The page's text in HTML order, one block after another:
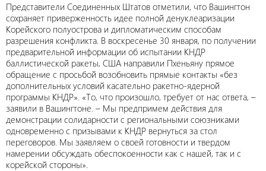
Представители Соединенных Штатов отметили, что Вашингтон
сохраняет приверженность идее полной денуклеаризации
Корейского полуострова и дипломатическим способам
разрешения конфликта. В воскресенье 30 января, по получении
предварительной информации об испытании КНДР
баллистической ракеты, США направили Пхеньяну прямое
обращение с просьбой возобновить прямые контакты «без
дополнительных условий касательно ракетно-ядерной
программы КНДР». «То, что произошло, требует от нас ответа, –
заявили в Вашингтоне. – Мы предпримем действия для
демонстрации солидарности с региональными союзниками
одновременно с призывами к КНДР вернуться за стол
переговоров. Мы заявляем о своей готовности и твердом
намерении обсуждать обеспокоенности как с нашей, так и с
корейской стороны».